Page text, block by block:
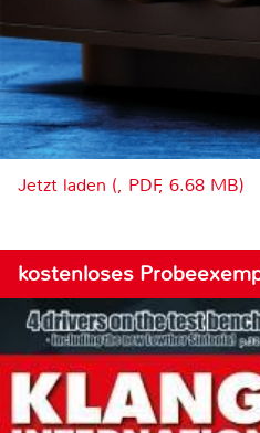
Jetzt laden (, PDF, 6.68 MB)
kostenloses